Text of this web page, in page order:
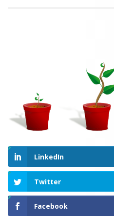
LinkedIn
Twitter
Facebook